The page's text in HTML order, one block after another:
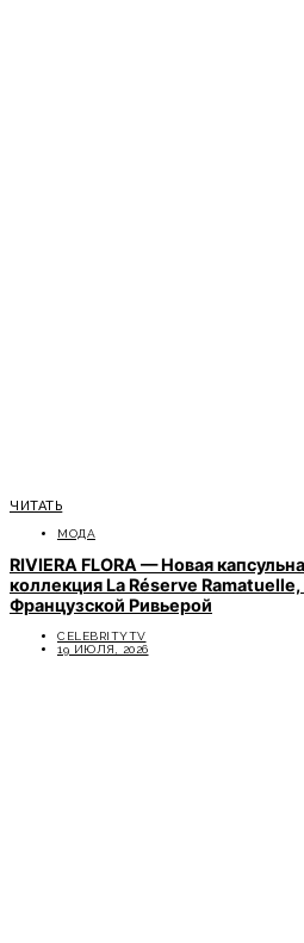
ЧИТАТЬ
МОДА
RIVIERA FLORA — Новая
коллекция La Réserve
Французской Ривьерой
CELEBRITYTV
19 ИЮЛЯ, 2026